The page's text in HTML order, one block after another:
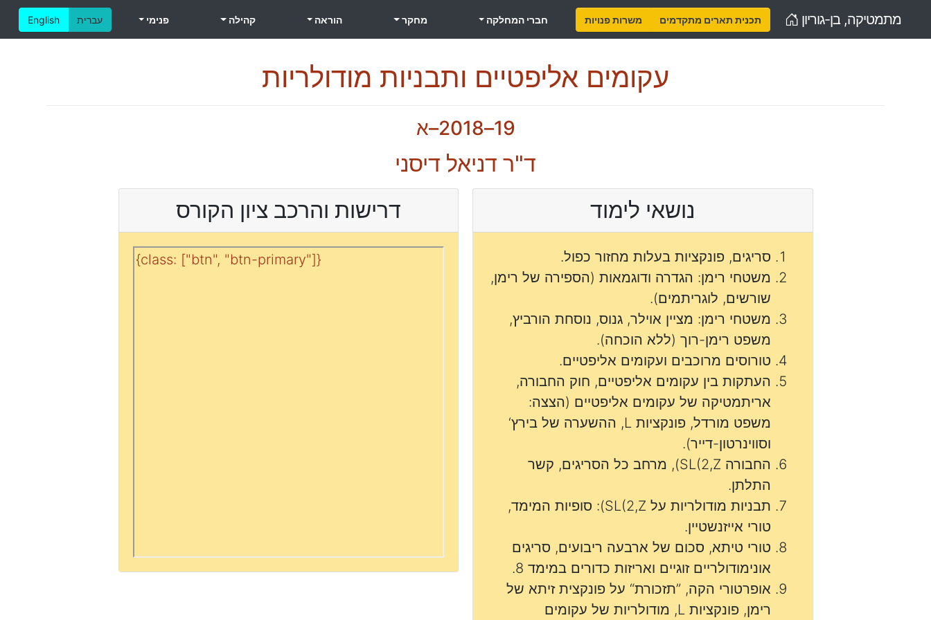
מתמטיקה, בן-גוריון Home
English עברית משרות פנויות תכנית תארים מתקדמים חברי המחלקה מחקר הוראה קהילה פנימי
עקומים אליפטיים ותבניות מודולריות
19–2018–א
ד"ר דניאל דיסני
נושאי לימוד
סריגים, פונקציות בעלות מחזור כפול.
משטחי רימן: הגדרה ודוגמאות (הספירה של רימן,
שורשים, לוגריתמים).
משטחי רימן: מציין אוילר, גנוס, נוסחת הורביץ,
משפט רימן-רוך (ללא הוכחה).
טורוסים מרוכבים ועקומים אליפטיים.
העתקות בין עקומים אליפטיים, חוק החבורה,
אריתמטיקה של עקומים אליפטיים (הצצה:
משפט מורדל, פונקציות L, ההשערה של בירץ‘
וסווינרטון-דייר).
החבורה SL(2,Z), מרחב כל הסריגים, קשר
התלתן.
תבניות מודולריות על SL(2,Z): סופיות המימד,
טורי אייזנשטיין.
טורי טיתא, סכום של ארבעה ריבועים, סריגים
אונימודולריים זוגיים ואריזות כדורים במימד 8.
אופרטורי הקה, ”תזכורת“ על פונקצית זיתא של
רימן, פונקציות L, מודולריות של עקומים
דרישות והרכב ציון הקורס
{class: ["btn", "btn-primary"]}